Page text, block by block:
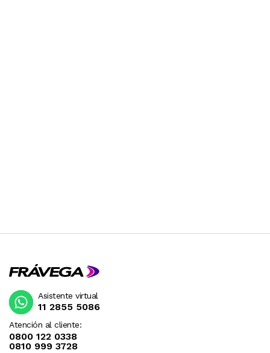
Atención al cliente:
0800 122 0338
0810 999 3728
Asistente virtual
11 2855 5086